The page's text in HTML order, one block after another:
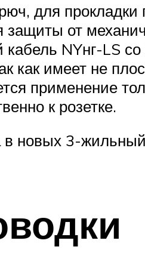
для прокладки
защиты от
NYнг-LS
имеет не
применение
к розетке.
в новых 3-